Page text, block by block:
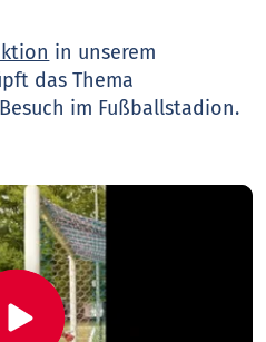
in unserem
das Thema
im Fußballstadion.